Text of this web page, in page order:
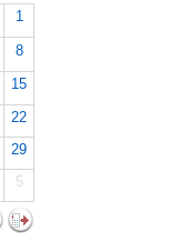
1
8
15
22
29
5